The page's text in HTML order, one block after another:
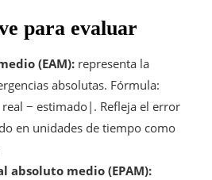
para evaluar
(EAM): representa la
absolutas. Fórmula:
− estimado|. Refleja el error
en unidades de tiempo como
absoluto medio (EPAM):